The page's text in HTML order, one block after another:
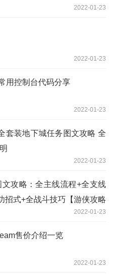
2022-01-23
2022-01-23
用控制台代码分享
2022-01-23
套装地下城任务图文攻略 全
2022-01-23
攻略：全主线流程+全支线
招式+全战斗技巧【游侠攻略
2022-01-23
售价介绍一览
2022-01-23